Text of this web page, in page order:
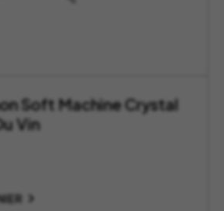
Soft Machine Crystal
Vin